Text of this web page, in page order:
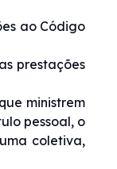
ao Código
prestações
ministrem
pessoal, o
coletiva,